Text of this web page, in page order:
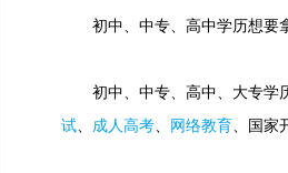
初中、中专、高中学历想要
初中、中专、高中、大专学历
试
成人高考 网络教育 、国